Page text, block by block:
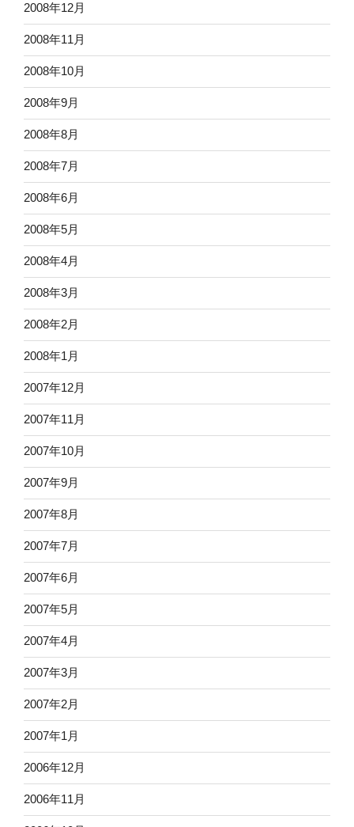
2008年12月
2008年11月
2008年10月
2008年9月
2008年8月
2008年7月
2008年6月
2008年5月
2008年4月
2008年3月
2008年2月
2008年1月
2007年12月
2007年11月
2007年10月
2007年9月
2007年8月
2007年7月
2007年6月
2007年5月
2007年4月
2007年3月
2007年2月
2007年1月
2006年12月
2006年11月